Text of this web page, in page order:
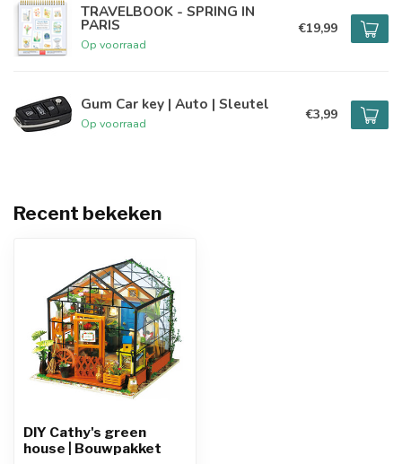
TRAVELBOOK - SPRING IN
PARIS
Op voorraad
€19,99
Gum Car key | Auto | Sleutel
Op voorraad
€3,99
Recent bekeken
DIY Cathy's green
house | Bouwpakket